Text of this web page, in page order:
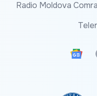
Radio Moldova